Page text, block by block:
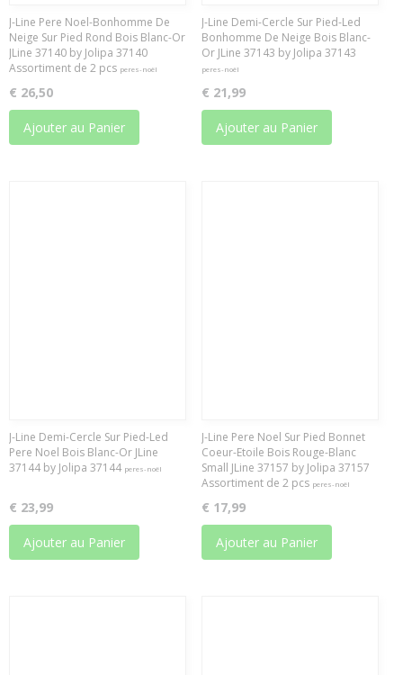
J-Line Pere Noel-Bonhomme De
Neige Sur Pied Rond Bois Blanc-Or
JLine 37140 by Jolipa 37140
Assortiment de 2 pcs peres-noël
€ 26,50
Ajouter au Panier
J-Line Demi-Cercle Sur Pied-Led
Bonhomme De Neige Bois Blanc-
Or JLine 37143 by Jolipa 37143
peres-noël
€ 21,99
Ajouter au Panier
J-Line Demi-Cercle Sur Pied-Led
Pere Noel Bois Blanc-Or JLine
37144 by Jolipa 37144 peres-noël
€ 23,99
Ajouter au Panier
J-Line Pere Noel Sur Pied Bonnet
Coeur-Etoile Bois Rouge-Blanc
Small JLine 37157 by Jolipa 37157
Assortiment de 2 pcs peres-noël
€ 17,99
Ajouter au Panier